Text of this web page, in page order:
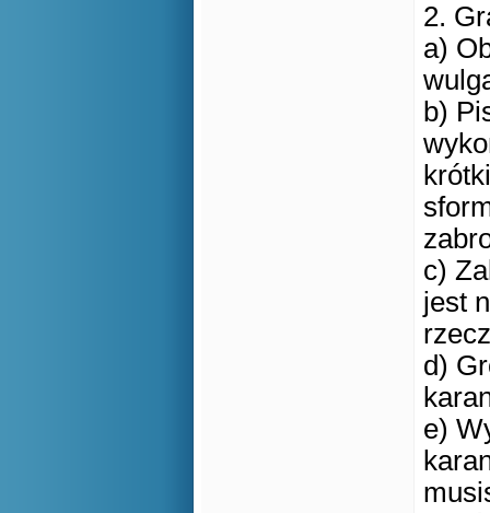
2.
a)
b)
c)
jest
d)
e)